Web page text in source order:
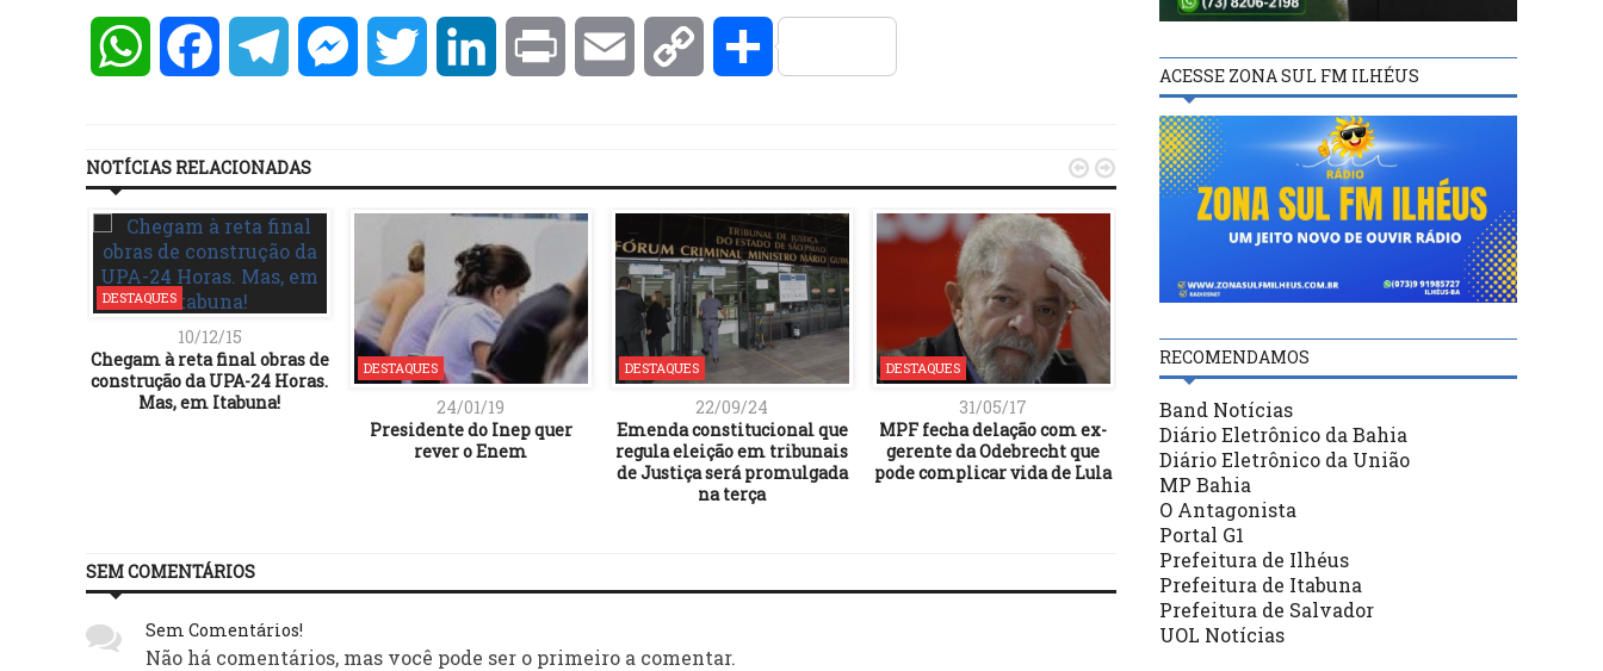
WhatsAppFacebookTelegramMessengerTwitter LinkedInPrint Email Copy Compartilhar
NOTÍCIAS RELACIONADAS
DESTAQUES
10/12/15
Chegam à reta final obras de
construção da UPA-24 Horas.
Mas, em Itabuna!
DESTAQUES
24/01/19
Presidente do Inep quer
rever o Enem
DESTAQUES
22/09/24
Emenda constitucional que
regula eleição em tribunais
de Justiça será promulgada
na terça
DESTAQUES
31/05/17
MPF fecha delação com ex-
gerente da Odebrecht que
pode complicar vida de Lula
DESTAQUES
27/11/19
ESCUTA ILHÉUS: Projeto que
institui “Janeiro Branco”,
será votado hoje na CÂMARA
 
SEM COMENTÁRIOS
Sem Comentários!
Não há comentários, mas você pode ser o primeiro a comentar.
ACESSE ZONA SUL FM ILHÉUS
RECOMENDAMOS
Band Notícias
Diário Eletrônico da Bahia
Diário Eletrônico da União
MP Bahia
O Antagonista
Portal G1
Prefeitura de Ilhéus
Prefeitura de Itabuna
Prefeitura de Salvador
UOL Notícias